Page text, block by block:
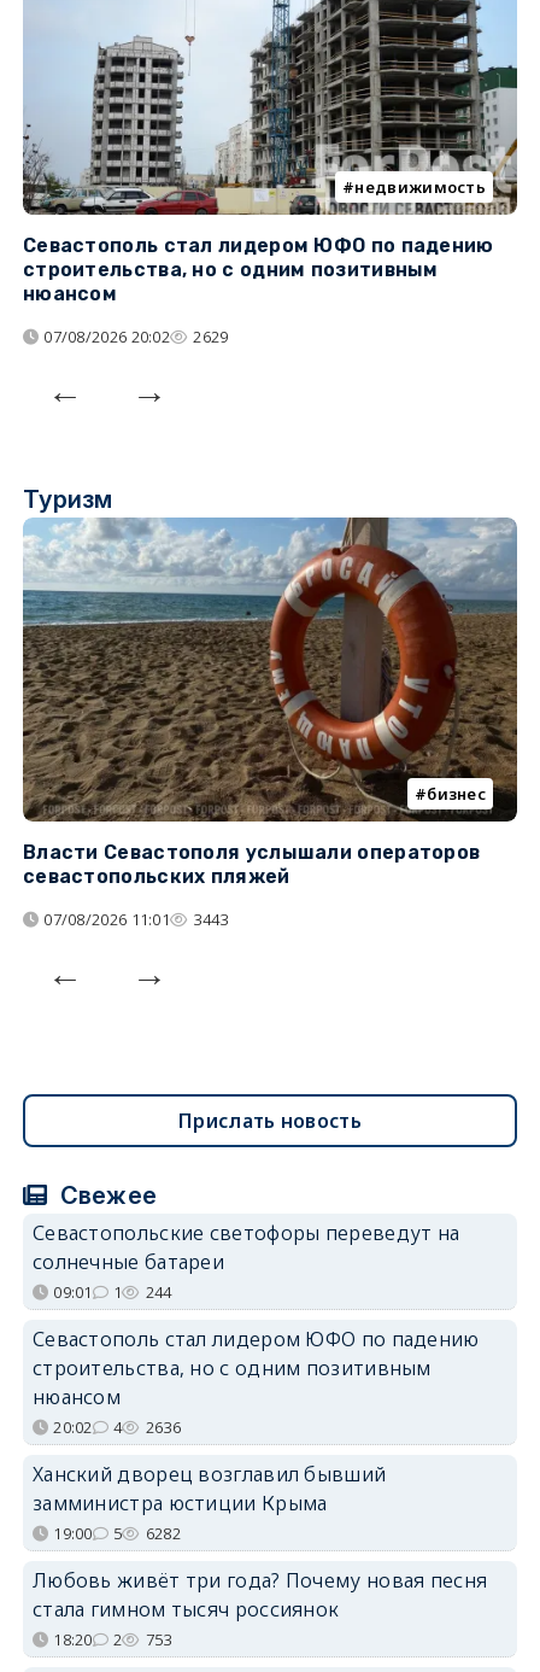
недвижимость
Севастополь стал лидером ЮФО по падению
строительства, но с одним позитивным
нюансом
07/08/2026 20:02 2629
Туризм
бизнес
Власти Севастополя услышали операторов
севастопольских пляжей
07/08/2026 11:01 3443
Прислать новость
Свежее
Севастопольские светофоры переведут на
солнечные батареи
09:01 1 244
Севастополь стал лидером ЮФО по падению
строительства, но с одним позитивным
нюансом
20:02 4 2636
Ханский дворец возглавил бывший
замминистра юстиции Крыма
19:00 5 6282
Любовь живёт три года? Почему новая песня
стала гимном тысяч россиянок
18:20 2 753